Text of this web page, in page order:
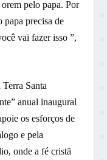
pelo papa. Por
papa precisa de
vai fazer isso ”,
Santa
anual inaugural
os esforços de
e pela
onde a fé cristã